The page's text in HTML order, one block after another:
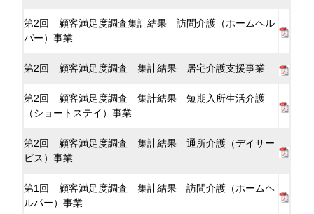
第2回 顧客満足度調査集計結果 訪問介護（ホームヘル
パー）事業
第2回 顧客満足度調査 集計結果 居宅介護支援事業
第2回 顧客満足度調査 集計結果 短期入所生活介護
（ショートステイ）事業
第2回 顧客満足度調査 集計結果 通所介護（デイサー
ビス）事業
第1回 顧客満足度調査 集計結果 訪問介護（ホームヘ
ルパー）事業